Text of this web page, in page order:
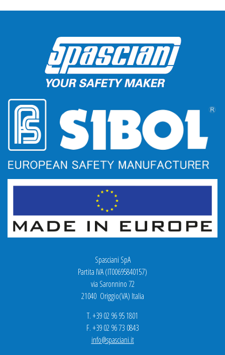
Spasciani SpA
Partita IVA (IT00695840157)
via Saronnino 72
21040 Origgio(VA) Italia
T. +39 02 96 95 1801
F. +39 02 96 73 0843
info@spasciani.it